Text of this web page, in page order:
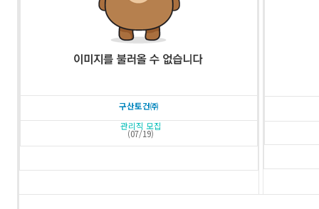
구산토건㈜
관리직 모집
(07/19)